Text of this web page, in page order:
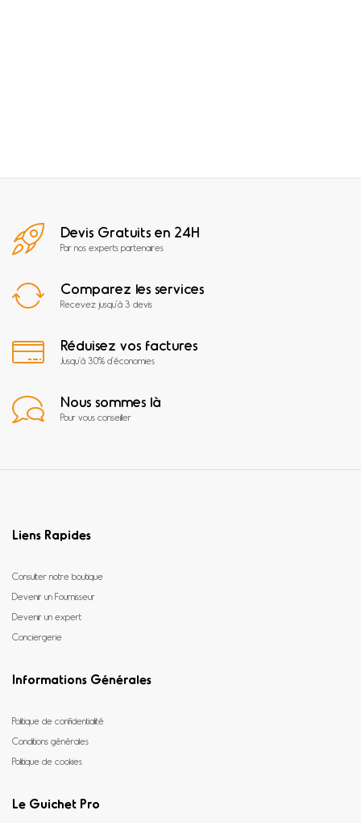
Devis Gratuits en 24H
Par nos experts partenaires
Comparez les services
Recevez jusqu'à 3 devis
Réduisez vos factures
Jusqu'à 30% d'économies
Nous sommes là
Pour vous conseiller
Liens Rapides
Consulter notre boutique
Devenir un Fournisseur
Devenir un expert
Conciergerie
Informations Générales
Politique de confidentialité
Conditions générales
Politique de cookies
Le Guichet Pro